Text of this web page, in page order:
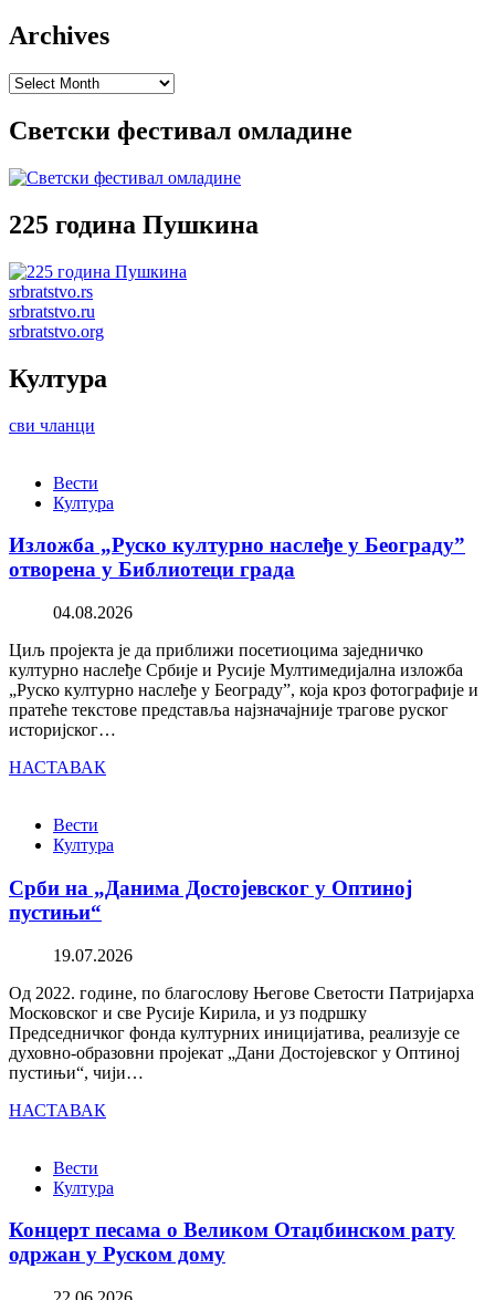
Archives
Archives
Светски фестивал омладине
225 година Пушкина
srbratstvo.rs
srbratstvo.ru
srbratstvo.org
Култура
сви чланци
Вести
Култура
Изложба „Руско културно наслеђе у Београду”
отворена у Библиотеци града
04.08.2026
Циљ пројекта је да приближи посетиоцима заједничко
културно наслеђе Србије и Русије Мултимедијална изложба
„Руско културно наслеђе у Београду”, која кроз фотографије и
пратеће текстове представља најзначајније трагове руског
историјског…
НАСТАВАК
Вести
Култура
Срби на „Данима Достојевског у Оптиној
пустињи“
19.07.2026
Од 2022. године, по благослову Његове Светости Патријарха
Московског и све Русије Кирила, и уз подршку
Председничког фонда културних иницијатива, реализује се
духовно-образовни пројекат „Дани Достојевског у Оптиној
пустињи“, чији…
НАСТАВАК
Вести
Култура
Концерт песама о Великом Отаџбинском рату
одржан у Руском дому